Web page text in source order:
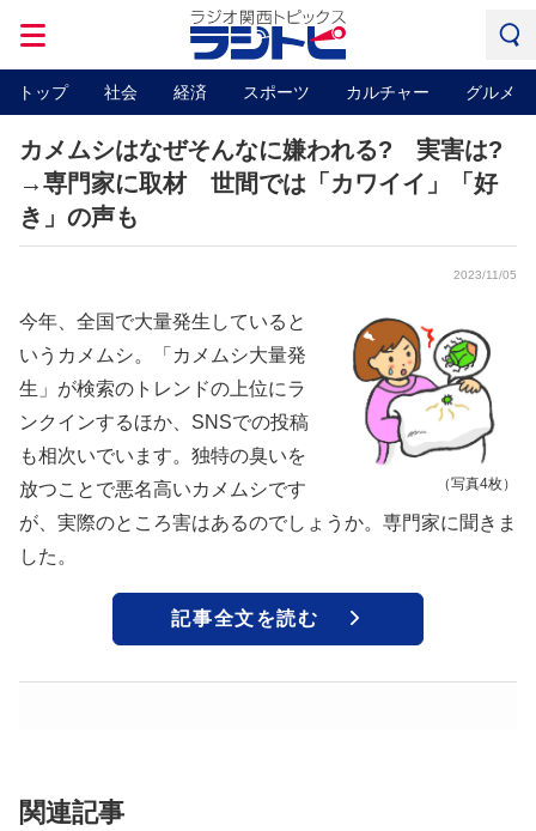
トップ 社会 経済 スポーツ カルチャー グルメ
カメムシはなぜそんなに嫌われる? 実害は?
→専門家に取材 世間では「カワイイ」「好
き」の声も
2023/11/05
（写真4枚）
今年、全国で大量発生していると
いうカメムシ。「カメムシ大量発
生」が検索のトレンドの上位にラ
ンクインするほか、SNSでの投稿
も相次いでいます。独特の臭いを
放つことで悪名高いカメムシです
が、実際のところ害はあるのでしょうか。専門家に聞きま
した。
記事全文を読む
関連記事